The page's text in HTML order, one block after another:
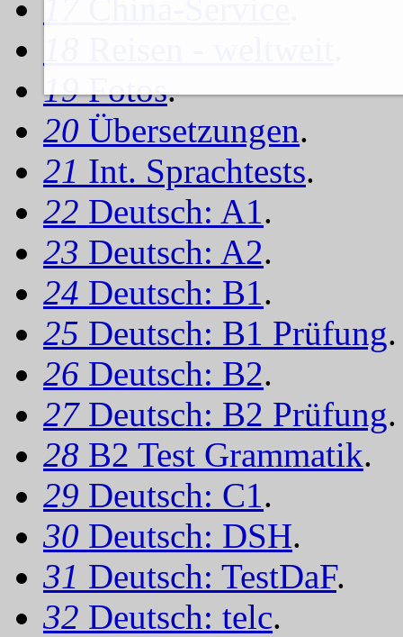
19Fotos.
20 Übersetzungen.
21 Int. Sprachtests.
22 Deutsch: A1.
23 Deutsch: A2.
24 Deutsch: B1.
25 Deutsch: B1 Prüfung.
26 Deutsch: B2.
27 Deutsch: B2 Prüfung.
28 B2 Test Grammatik.
29 Deutsch: C1.
30 Deutsch: DSH.
31 Deutsch: TestDaF.
32 Deutsch: telc.